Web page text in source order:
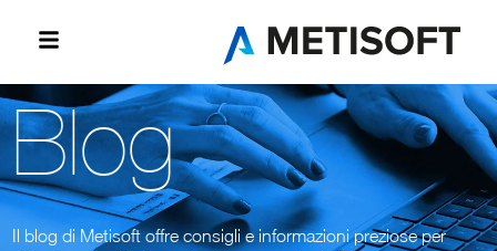
Blog
Il blog di Metisoft offre consigli e informazioni preziose per